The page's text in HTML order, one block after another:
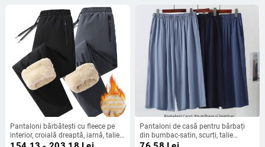
Pantaloni bărbătești cu fleece pe
interior, croială dreaptă, iarnă, talie
înaltă, material stretch, buzunare
Pantaloni de casă pentru bărbați
din bumbac-satin, scurți, talie
medie, vară